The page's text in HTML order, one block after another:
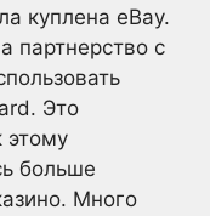
куплена eBay.
партнерство с
Это
этому
больше
Много